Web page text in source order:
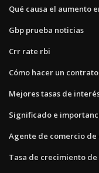
Qué causa el aumento
Gbp prueba noticias
Crr rate rbi
Cómo hacer un
Mejores tasas de
Significado e
Agente de comercio de
Tasa de crecimiento